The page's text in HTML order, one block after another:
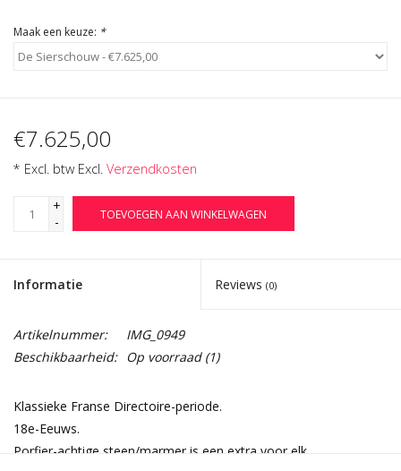
Maak een keuze: *
€7.625,00
* Excl. btw Excl. Verzendkosten
+
-
TOEVOEGEN AAN WINKELWAGEN
Informatie Reviews (0)
Artikelnummer:
IMG_0949
Beschikbaarheid: Op voorraad(1)
Klassieke Franse Directoire-periode.
18e-Eeuws.
Porfier-achtige steen/marmer is een extra voor elk